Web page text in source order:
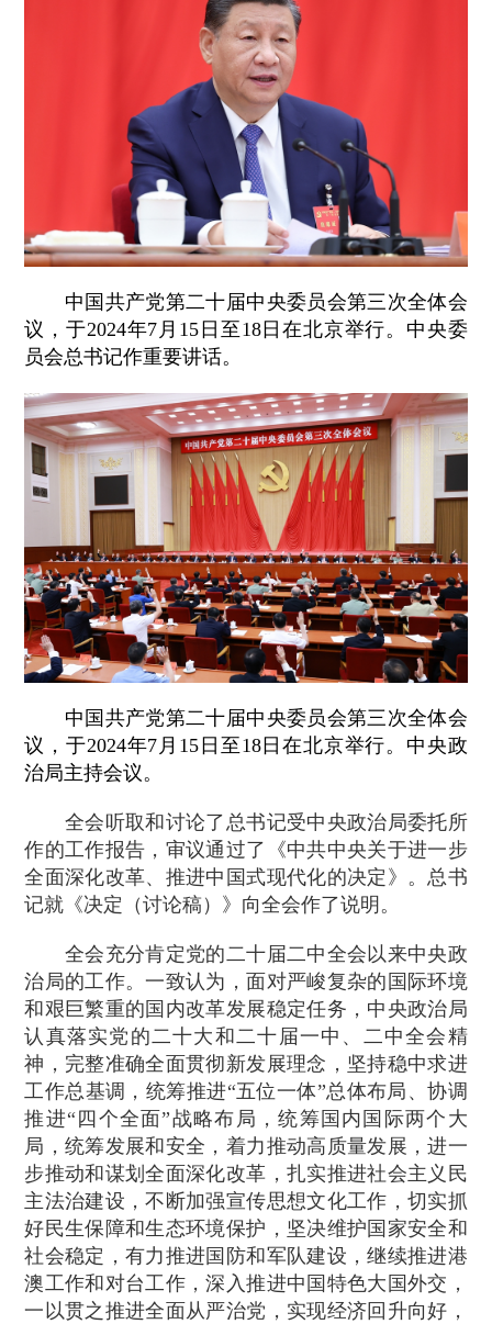
中国共产党第二十届中央委员会第三次全体会
议，于2024年7月15日至18日在北京举行。中央委
员会总书记作重要讲话。
中国共产党第二十届中央委员会第三次全体会
议，于2024年7月15日至18日在北京举行。中央政
治局主持会议。
全会听取和讨论了总书记受中央政治局委托所
作的工作报告，审议通过了《中共中央关于进一步
全面深化改革、推进中国式现代化的决定》。总书
记就《决定（讨论稿）》向全会作了说明。
全会充分肯定党的二十届二中全会以来中央政
治局的工作。一致认为，面对严峻复杂的国际环境
和艰巨繁重的国内改革发展稳定任务，中央政治局
认真落实党的二十大和二十届一中、二中全会精
神，完整准确全面贯彻新发展理念，坚持稳中求进
工作总基调，统筹推进“五位一体”总体布局、协调
推进“四个全面”战略布局，统筹国内国际两个大
局，统筹发展和安全，着力推动高质量发展，进一
步推动和谋划全面深化改革，扎实推进社会主义民
主法治建设，不断加强宣传思想文化工作，切实抓
好民生保障和生态环境保护，坚决维护国家安全和
社会稳定，有力推进国防和军队建设，继续推进港
澳工作和对台工作，深入推进中国特色大国外交，
一以贯之推进全面从严治党，实现经济回升向好，